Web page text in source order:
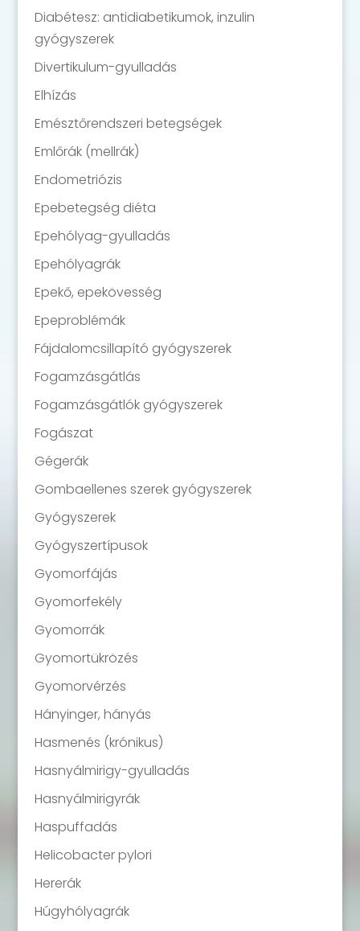
Diabétesz: antidiabetikumok, inzulin
gyógyszerek
Divertikulum-gyulladás
Elhízás
Emésztőrendszeri betegségek
Emlőrák (mellrák)
Endometriózis
Epebetegség diéta
Epehólyag-gyulladás
Epehólyagrák
Epekő, epekövesség
Epeproblémák
Fájdalomcsillapító gyógyszerek
Fogamzásgátlás
Fogamzásgátlók gyógyszerek
Fogászat
Gégerák
Gombaellenes szerek gyógyszerek
Gyógyszerek
Gyógyszertípusok
Gyomorfájás
Gyomorfekély
Gyomorrák
Gyomortükrözés
Gyomorvérzés
Hányinger, hányás
Hasmenés (krónikus)
Hasnyálmirigy-gyulladás
Hasnyálmirigyrák
Haspuffadás
Helicobacter pylori
Hererák
Húgyhólyagrák